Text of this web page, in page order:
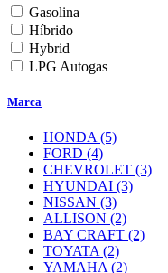
Gasolina
Híbrido
Hybrid
LPG Autogas
Marca
HONDA (5)
FORD (4)
CHEVROLET (3)
HYUNDAI (3)
NISSAN (3)
ALLISON (2)
BAY CRAFT (2)
TOYATA (2)
YAMAHA (2)